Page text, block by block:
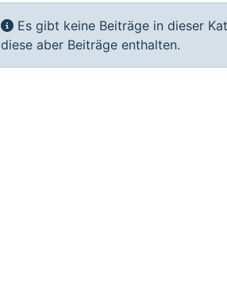
Information
Es gibt keine Beiträge in dieser
diese aber Beiträge enthalten.